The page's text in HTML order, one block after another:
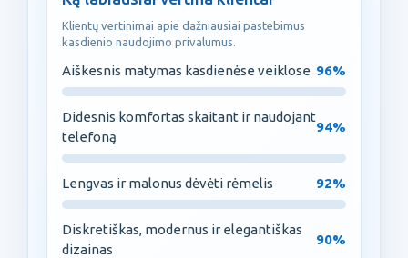
Klientų vertinimai apie dažniausiai pastebimus
kasdienio naudojimo privalumus.
Aiškesnis matymas kasdienėse veiklose 96%
Didesnis komfortas skaitant ir naudojant
telefoną
94%
Lengvas ir malonus dėvėti rėmelis 92%
Diskretiškas, modernus ir elegantiškas
dizainas
90%